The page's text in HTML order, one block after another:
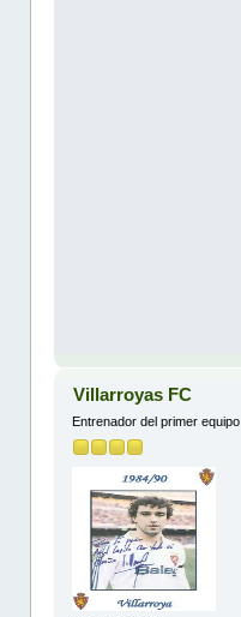
Villarroyas FC
Entrenador del primer equipo